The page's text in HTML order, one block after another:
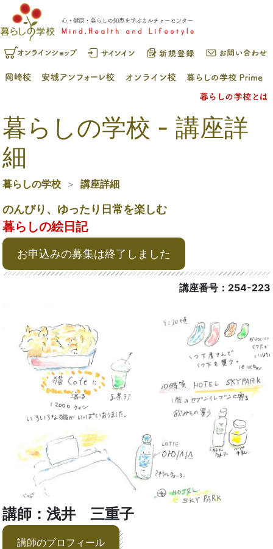
暮らしの学校 - 講座詳
細
暮らしの学校 講座詳細
のんびり、ゆったり日常を楽しむ
暮らしの絵日記
お申込みの募集は終了しました
講座番号：254-223
講師：浅井 三重子
講師のプロフィール